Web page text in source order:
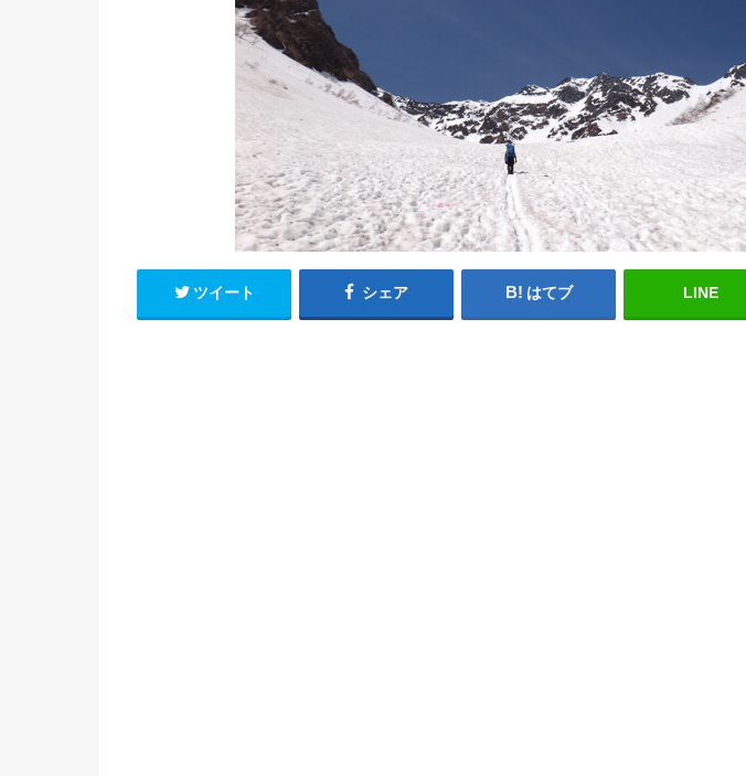
ツイート シェア はてブ LINE